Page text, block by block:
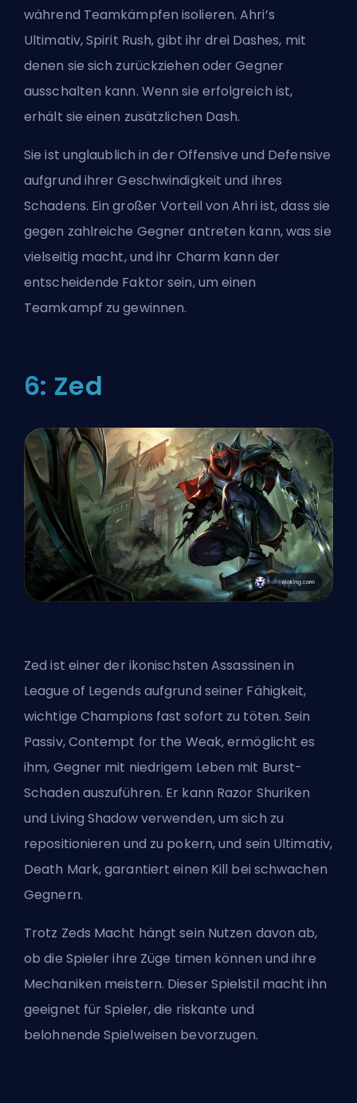
während Teamkämpfen isolieren. Ahri’s
Ultimativ, Spirit Rush, gibt ihr drei Dashes, mit
denen sie sich zurückziehen oder Gegner
ausschalten kann. Wenn sie erfolgreich ist,
erhält sie einen zusätzlichen Dash.
Sie ist unglaublich in der Offensive und Defensive
aufgrund ihrer Geschwindigkeit und ihres
Schadens. Ein großer Vorteil von Ahri ist, dass sie
gegen zahlreiche Gegner antreten kann, was sie
vielseitig macht, und ihr Charm kann der
entscheidende Faktor sein, um einen
Teamkampf zu gewinnen.
6: Zed
Zed ist einer der ikonischsten Assassinen in
League of Legends aufgrund seiner Fähigkeit,
wichtige Champions fast sofort zu töten. Sein
Passiv, Contempt for the Weak, ermöglicht es
ihm, Gegner mit niedrigem Leben mit Burst-
Schaden auszuführen. Er kann Razor Shuriken
und Living Shadow verwenden, um sich zu
repositionieren und zu pokern, und sein Ultimativ,
Death Mark, garantiert einen Kill bei schwachen
Gegnern.
Trotz Zeds Macht hängt sein Nutzen davon ab,
ob die Spieler ihre Züge timen können und ihre
Mechaniken meistern. Dieser Spielstil macht ihn
geeignet für Spieler, die riskante und
belohnende Spielweisen bevorzugen.